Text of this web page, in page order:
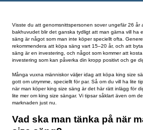
Visste du att genomsnittspersonen sover
bakhuvudet blir det ganska tydligt att man
säng är något som man inte köper
rekommendera att köpa säng vart 15–20
säng är en investering, och något som
investering som kan påverka din kropp